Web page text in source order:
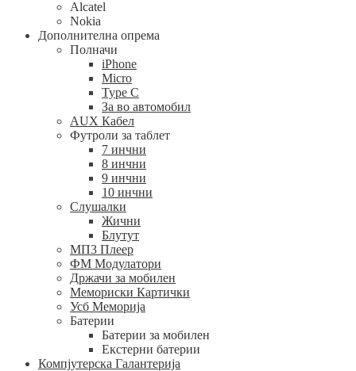
Alcatel
Nokia
Дополнителна опрема
Полначи
iPhone
Micro
Type C
За во автомобил
AUX Кабел
Футроли за таблет
7 инчни
8 инчни
9 инчни
10 инчни
Слушалки
Жични
Блутут
МП3 Плеер
ФМ Модулатори
Држачи за мобилен
Мемориски Картички
Усб Меморија
Батерии
Батерии за мобилен
Екстерни батерии
Компјутерска Галантерија